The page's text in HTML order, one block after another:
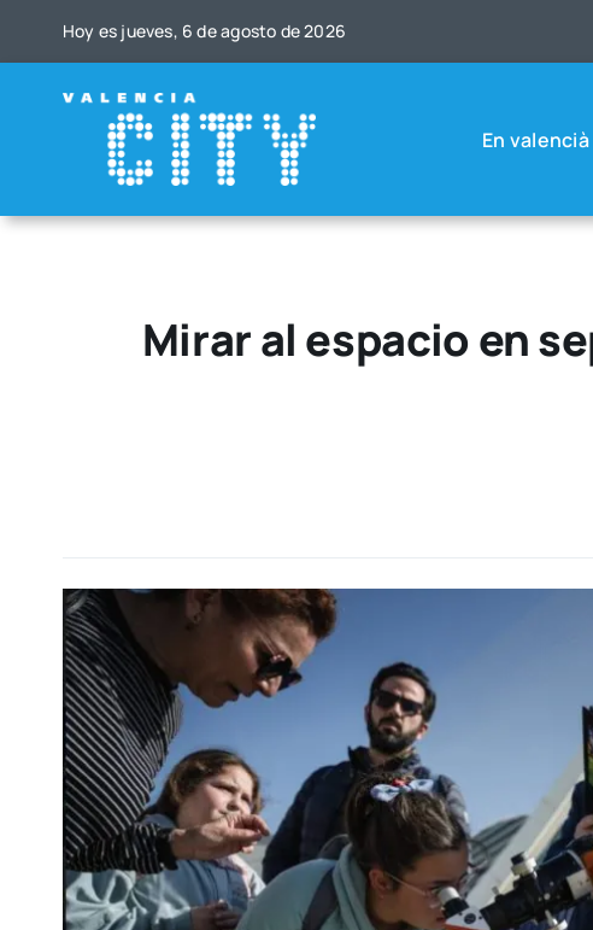
Hoy es jue­ves, 6 de agos­to de 2026
En valen­cià
Mirar al espacio en